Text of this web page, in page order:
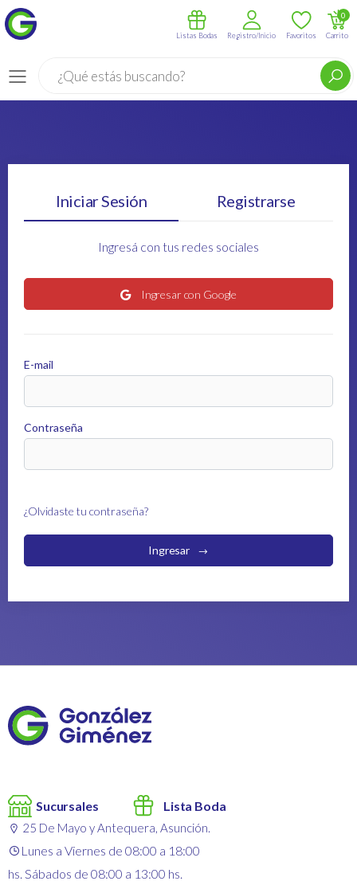
Menú
Listas Bodas Registro/Inicio Favoritos Carrito
0
Iniciar Sesión Registrarse
Ingresá con tus redes sociales
Ingresar con Google
E-mail
Contraseña
Ingresar
¿Olvidaste tu contraseña?
Sucursales Lista Boda
25 De Mayo y Antequera, Asunción.
Lunes a Viernes de 08:00 a 18:00
hs. Sábados de 08:00 a 13:00 hs.